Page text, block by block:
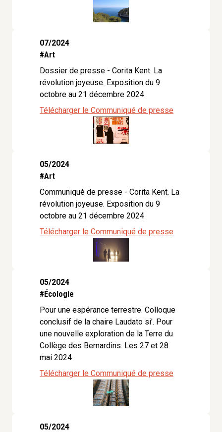
07/2024
#Art
Dossier de presse - Corita Kent. La
révolution joyeuse. Exposition du 9
octobre au 21 décembre 2024
Télécharger le Communiqué de presse
05/2024
#Art
Communiqué de presse - Corita Kent. La
révolution joyeuse. Exposition du 9
octobre au 21 décembre 2024
Télécharger le Communiqué de presse
05/2024
#Écologie
Pour une espérance terrestre. Colloque
conclusif de la chaire Laudato si'. Pour
une nouvelle exploration de la Terre du
Collège des Bernardins. Les 27 et 28
mai 2024
Télécharger le Communiqué de presse
05/2024